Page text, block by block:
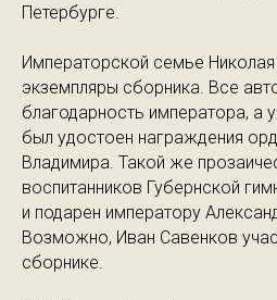
Петербурге.
Императорской семье
экземпляры сборника. Все
благодарность императора, а
был удостоен награждения
Владимира. Такой же
воспитанников Губернской
и подарен императору
Возможно, Иван Савенков
сборнике.